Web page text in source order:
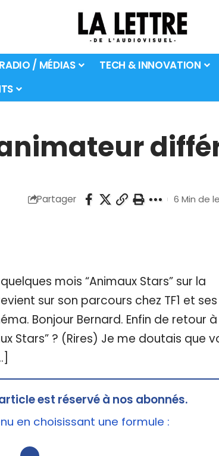
/ MÉDIAS TECH & INNOVATION
Partager 6 Min de
mois “Animaux Stars” sur la
sur son parcours chez TF1 et ses
Bonjour Bernard. Enfin de retour
Stars” ? (Rires) Je me doutais que
est réservé à nos abonnés.
en choisissant une formule :